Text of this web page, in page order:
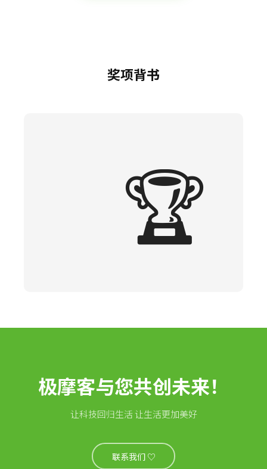
奖项背书
🏆
极摩客与您共创未来！
让科技回归生活 让生活更加美好
联系我们 ♡